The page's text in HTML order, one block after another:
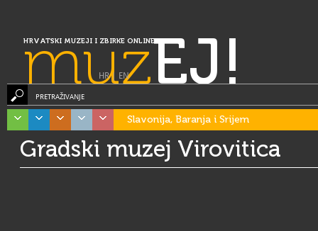
HRVATSKI MUZEJI I ZBIRKE ONLINE
muzEJ!
HR| EN
PRETRAŽIVANJE
Slavonija, Baranja i Srijem
Gradski muzej Virovitica